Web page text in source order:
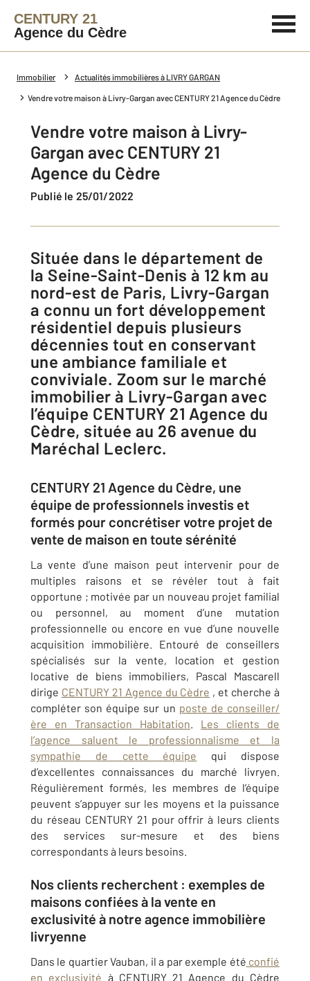
CENTURY 21
Agence du Cèdre
Immobilier Actualités immobilières à LIVRY GARGAN
Vendre votre maison à Livry-Gargan avec CENTURY 21 Agence du Cèdre
Vendre votre maison à Livry-
Gargan avec CENTURY 21
Agence du Cèdre
Publié le 25/01/2022
Située dans le département de
la Seine-Saint-Denis à 12 km au
nord-est de Paris, Livry-Gargan
a connu un fort développement
résidentiel depuis plusieurs
décennies tout en conservant
une ambiance familiale et
conviviale. Zoom sur le marché
immobilier à Livry-Gargan avec
l’équipe CENTURY 21 Agence du
Cèdre, située au 26 avenue du
Maréchal Leclerc.
CENTURY 21 Agence du Cèdre, une
équipe de professionnels investis et
formés pour concrétiser votre projet de
vente de maison en toute sérénité
La vente d’une maison peut intervenir pour de
multiples raisons et se révéler tout à fait
opportune ; motivée par un nouveau projet familial
ou personnel, au moment d’une mutation
professionnelle ou encore en vue d’une nouvelle
acquisition immobilière. Entouré de conseillers
spécialisés sur la vente, location et gestion
locative de biens immobiliers, Pascal Mascarell
dirige CENTURY 21 Agence du Cèdre , et cherche à
compléter son équipe sur un poste de conseiller/
ère en Transaction Habitation. Les clients de
l’agence saluent le professionnalisme et la
sympathie de cette équipe qui dispose
d’excellentes connaissances du marché livryen.
Régulièrement formés, les membres de l’équipe
peuvent s’appuyer sur les moyens et la puissance
du réseau CENTURY 21 pour offrir à leurs clients
des services sur-mesure et des biens
correspondants à leurs besoins.
Nos clients recherchent : exemples de
maisons confiées à la vente en
exclusivité à notre agence immobilière
livryenne
Dans le quartier Vauban, il a par exemple été confié
en exclusivité à CENTURY 21 Agence du Cèdre